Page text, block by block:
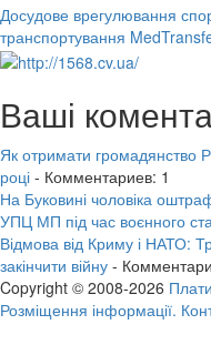
Досудове врегулювання
транспортування
Ваші
Як отримати громадянство
році - Комментариев: 1
На Буковині чоловіка
УПЦ МП під час воєнного
Відмова від Криму і НАТО:
закінчити війну -
Copyright © 2008-2026
Розміщення інформації.